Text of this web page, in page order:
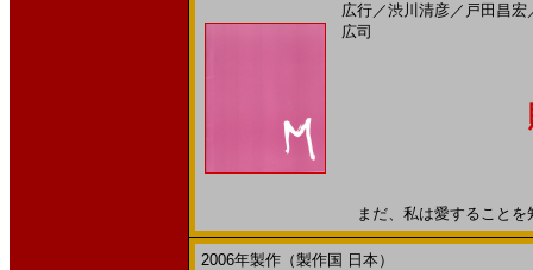
広行／渋川清彦／ 戸田昌宏
広司
まだ、私は愛すること
2006年製作（製作国 日本）